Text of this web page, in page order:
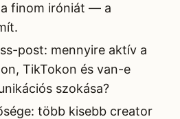
finom iróniát — a
post: mennyire aktív a
TikTokon és van-e
szokása?
több kisebb creator